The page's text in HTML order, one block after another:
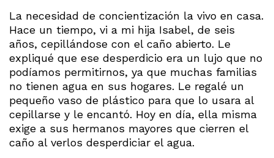
La necesidad de concientización la vivo en casa.
Hace un tiempo, vi a mi hija Isabel, de seis
años, cepillándose con el caño abierto. Le
expliqué que ese desperdicio era un lujo que no
podíamos permitirnos, ya que muchas familias
no tienen agua en sus hogares. Le regalé un
pequeño vaso de plástico para que lo usara al
cepillarse y le encantó. Hoy en día, ella misma
exige a sus hermanos mayores que cierren el
caño al verlos desperdiciar el agua.